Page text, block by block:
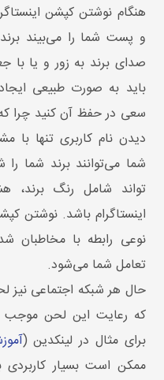
هنگام نوشتن کپشن
و پست شما را می‌بیند
صدای برند به زور و یا
باید به صورت طبیعی
سعی در حفظ آن کنید چرا
دیدن نام کاربری تنها
شما می‌توانند برند شما
تواند شامل رنگ
اینستاگرام باشد. نوشتن
نوعی رابطه با مخاطبان
تعامل شما می‌شود.
حال هر شبکه اجتماعی
که رعایت این لحن موجب
برای مثال در لینکدین (
ممکن است بسیار کاربردی